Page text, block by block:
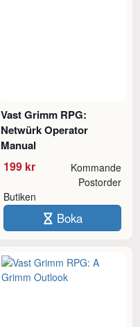
Vast Grimm RPG:
Netwürk Operator
Manual
199 kr Kommande
Butiken
Postorder
Boka